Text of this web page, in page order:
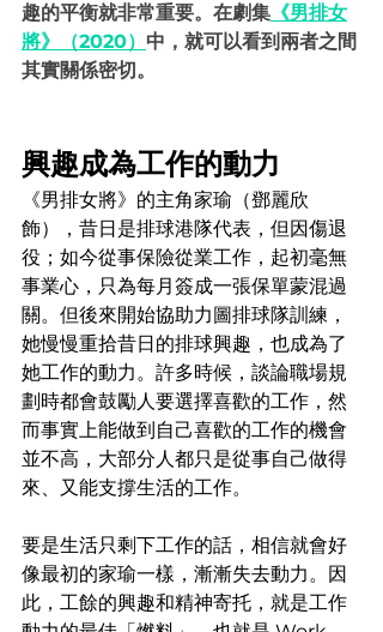
趣的平衡就非常重要。在劇集 《男排女
將》（2020） 中，就可以看到兩者之間
其實關係密切。
興趣成為工作的動力
《男排女將》的主角家瑜（鄧麗欣
飾），昔日是排球港隊代表，但因傷退
役；如今從事保險從業工作，起初毫無
事業心，只為每月簽成一張保單蒙混過
關。但後來開始協助力圖排球隊訓練，
她慢慢重拾昔日的排球興趣，也成為了
她工作的動力。許多時候，談論職場規
劃時都會鼓勵人要選擇喜歡的工作，然
而事實上能做到自己喜歡的工作的機會
並不高，大部分人都只是從事自己做得
來、又能支撐生活的工作。
要是生活只剩下工作的話，相信就會好
像最初的家瑜一樣，漸漸失去動力。因
此，工餘的興趣和精神寄托，就是工作